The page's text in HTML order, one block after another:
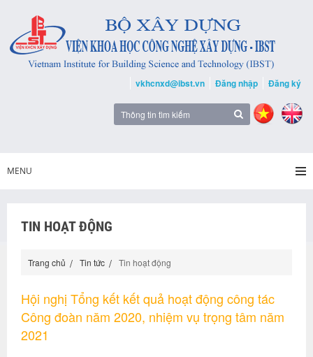
vkhcnxd@ibst.vn Đăng nhập Đăng ký
MENU
TIN HOẠT ĐỘNG
Trang chủ Tin tức Tin hoạt động
Hội nghị Tổng kết kết quả hoạt động công tác
Công đoàn năm 2020, nhiệm vụ trọng tâm năm
2021